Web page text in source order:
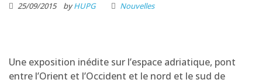
25/09/2015 byHUPG Nouvelles
Une exposition inédite sur l’espace adriatique, pont
entre l’Orient et l’Occident et le nord et le sud de